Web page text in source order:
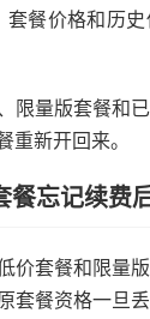
套餐价格和历
限量版套餐和
重新开回来。
餐忘记续费
价套餐和限量
套餐资格一旦